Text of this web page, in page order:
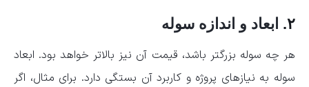
۲. ابعاد و اندازه سوله
هر چه سوله بزرگتر باشد، قیمت آن نیز بالاتر خواهد بود. ابعاد
سوله به نیازهای پروژه و کاربرد آن بستگی دارد. برای مثال، اگر